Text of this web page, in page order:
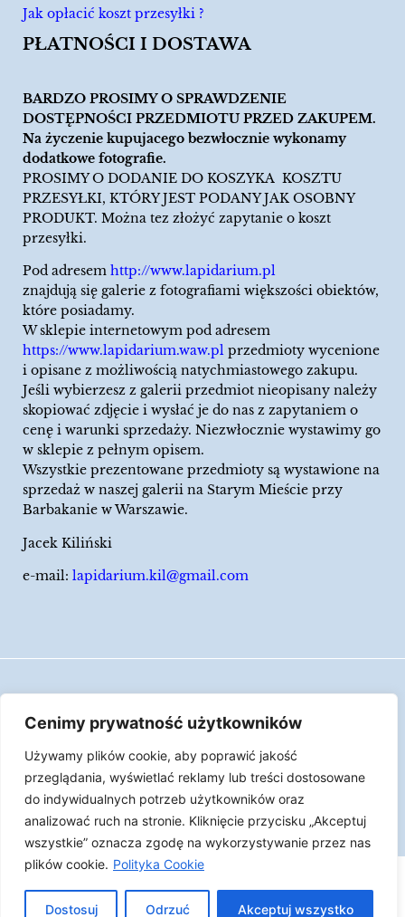
Cenimy prywatność użytkowników
Używamy plików cookie, aby poprawić jakość
przeglądania, wyświetlać reklamy lub treści dostosowane
do indywidualnych potrzeb użytkowników oraz
analizować ruch na stronie. Kliknięcie przycisku „Akceptuj
wszystkie” oznacza zgodę na wykorzystywanie przez nas
plików cookie. Polityka Cookie
Dostosuj Odrzuć Akceptuj wszystko
Jak opłacić koszt przesyłki ?
PŁATNOŚCI I DOSTAWA
BARDZO PROSIMY O SPRAWDZENIE
DOSTĘPNOŚCI PRZEDMIOTU PRZED ZAKUPEM.
Na życzenie kupujacego bezwłocznie wykonamy
dodatkowe fotografie.
PROSIMY O DODANIE DO KOSZYKA KOSZTU
PRZESYŁKI, KTÓRY JEST PODANY JAK OSOBNY
PRODUKT. Można tez złożyć zapytanie o koszt
przesyłki.
Pod adresem http://www.lapidarium.pl
znajdują się galerie z fotografiami większości obiektów,
które posiadamy.
W sklepie internetowym pod adresem
https://www.lapidarium.waw.pl przedmioty wycenione
i opisane z możliwością natychmiastowego zakupu.
Jeśli wybierzesz z galerii przedmiot nieopisany należy
skopiować zdjęcie i wysłać je do nas z zapytaniem o
cenę i warunki sprzedaży. Niezwłocznie wystawimy go
w sklepie z pełnym opisem.
Wszystkie prezentowane przedmioty są wystawione na
sprzedaż w naszej galerii na Starym Mieście przy
Barbakanie w Warszawie.
Jacek Kiliński
e-mail: lapidarium.kil@gmail.com
Polityka Cookies
LAPIDARIUM Jacka Kilińskiego | Człowiek jest
epizodem w życiu przedmiotów.
Made with ♥︎ by Skydoo